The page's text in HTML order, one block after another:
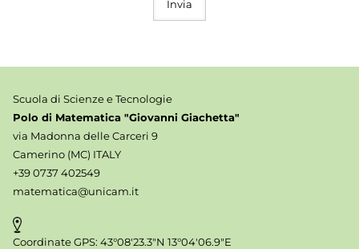
Scuola di Scienze e Tecnologie
Polo di Matematica "Giovanni Giachetta"
via Madonna delle Carceri 9
Camerino (MC) ITALY
+39 0737 402549
matematica@unicam.it
Coordinate GPS: 43°08'23.3"N 13°04'06.9"E